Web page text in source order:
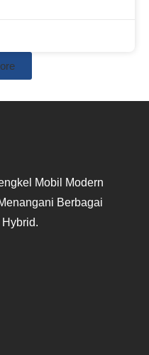
Mobil Modern
Berbagai